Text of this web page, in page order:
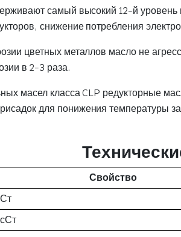
самый высокий 12-й уровень
снижение потребления
цветных металлов масло не
в 2-3 раза.
масел класса CLP редукторные
для понижения температуры
Свойство